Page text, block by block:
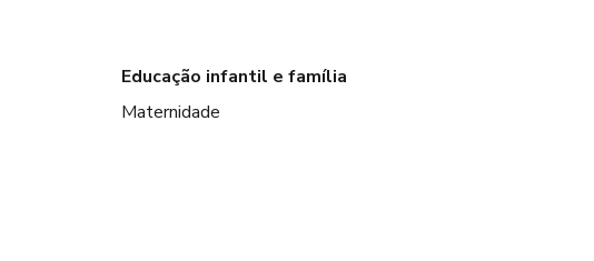
Educação infantil e família
Maternidade